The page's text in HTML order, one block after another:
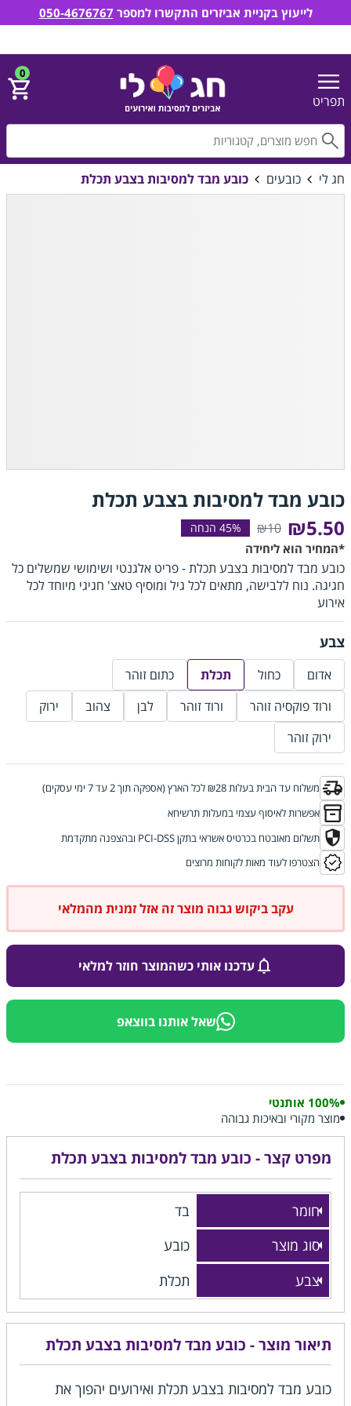
תפריט
0
חג לי כובעים כובע מבד למסיבות בצבע תכלת
כובע מבד למסיבות בצבע תכלת
₪5.50
₪10
*המחיר הוא ליחידה
כובע מבד למסיבות בצבע תכלת - פריט אלגנטי ושימושי שמשלים כל
חגיגה. נוח ללבישה, מתאים לכל גיל ומוסיף טאצ' חגיגי מיוחד לכל
אירוע
צבע
אדום כחול תכלת
כתום זוהר
ורוד פוקסיה זוהר
ורוד זוהר לבן צהוב
ירוק
ירוק זוהר
משלוח עד הבית בעלות ₪28 לכל הארץ (אספקה תוך 2 עד 7 ימי עסקים)
אפשרות לאיסוף עצמי במעלות תרשיחא
תשלום מאובטח בכרטיס אשראי בתקן PCI-DSS ובהצפנה מתקדמת
הצטרפו לעוד מאות לקוחות מרוצים
עקב ביקוש גבוה מוצר זה אזל זמנית מהמלאי
עדכנו אותי כשהמוצר חוזר למלאי
שאל אותנו בווצאפ
100% אותנטי
מוצר מקורי ובאיכות גבוהה
מפרט קצר - כובע מבד למסיבות בצבע תכלת
חומר
בד
סוג מוצר
כובע
צבע
תכלת
תיאור מוצר - כובע מבד למסיבות בצבע תכלת
כובע מבד למסיבות בצבע תכלת ואירועים יהפוך את
לייעוץ בקניית אביזרים התקשרו למספר 050-4676767